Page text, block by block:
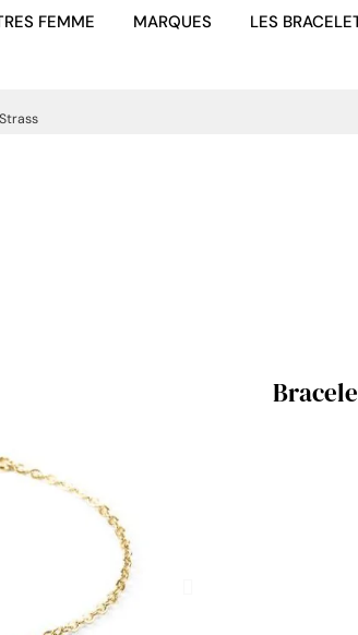
FEMME MARQUES LES